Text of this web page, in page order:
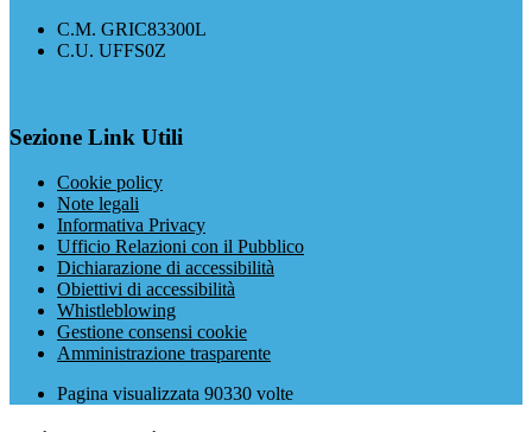
C.M. GRIC83300L
C.U. UFFS0Z
Sezione Link Utili
Cookie policy
Note legali
Informativa Privacy
Ufficio Relazioni con il Pubblico
Dichiarazione di accessibilità
Obiettivi di accessibilità
Whistleblowing
Gestione consensi cookie
Amministrazione trasparente
Pagina visualizzata 90330 volte